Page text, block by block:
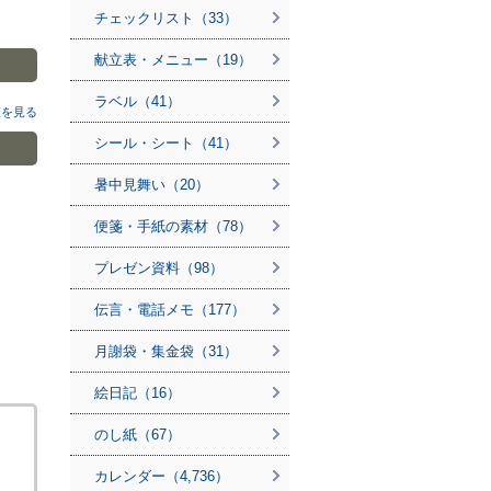
見る
チェックリスト（33）
献立表・メニュー（19）
ラベル（41）
シール・シート（41）
暑中見舞い（20）
便箋・手紙の素材（78）
プレゼン資料（98）
伝言・電話メモ（177）
月謝袋・集金袋（31）
絵日記（16）
のし紙（67）
カレンダー（4,736）